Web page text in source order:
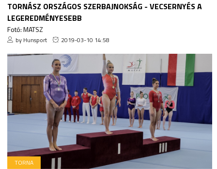
TORNÁSZ ORSZÁGOS SZERBAJNOKSÁG - VECSERNYÉS A
LEGEREDMÉNYESEBB
Fotó: MATSZ
by Hunsport 2019-03-10 14:58
TORNA